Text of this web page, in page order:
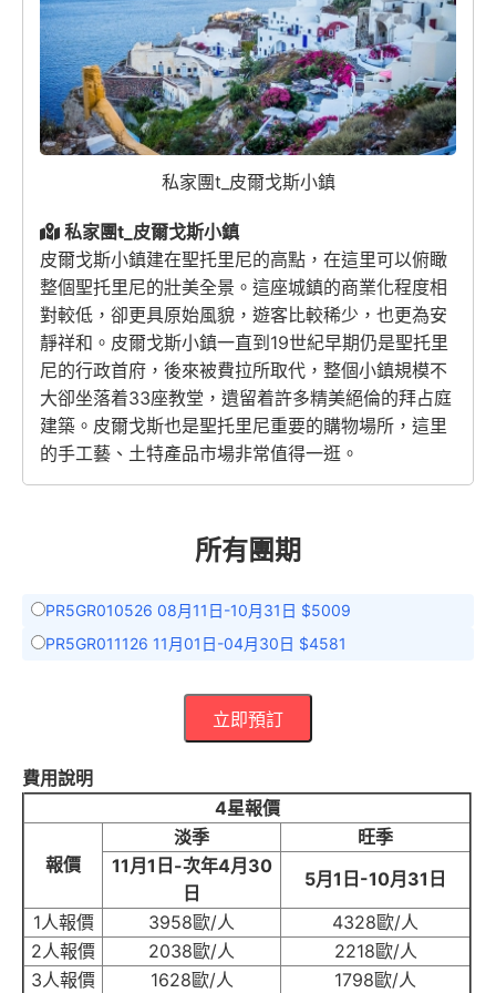
私家團t_皮爾戈斯小鎮
私家團t_皮爾戈斯小鎮
皮爾戈斯小鎮建在聖托里尼的高點，在這里可以俯瞰
整個聖托里尼的壯美全景。這座城鎮的商業化程度相
對較低，卻更具原始風貌，遊客比較稀少，也更為安
靜祥和。皮爾戈斯小鎮一直到19世紀早期仍是聖托里
尼的行政首府，後來被費拉所取代，整個小鎮規模不
大卻坐落着33座教堂，遺留着許多精美絕倫的拜占庭
建築。皮爾戈斯也是聖托里尼重要的購物場所，這里
的手工藝、土特產品市場非常值得一逛。
所有團期
PR5GR010526 08月11日-10月31日 $5009
PR5GR011126 11月01日-04月30日 $4581
立即預訂
費用說明
4星報價
報價
淡季
旺季
11月1日-次年4月30
日
5月1日-10月31日
1人報價
3958歐/人
4328歐/人
2人報價
2038歐/人
2218歐/人
3人報價
1628歐/人
1798歐/人